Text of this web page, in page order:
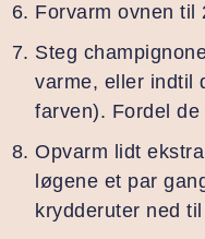
Forvarm ovnen til
Steg
varme, eller indtil
farven). Fordel
Opvarm lidt
løgene et par
krydderuter ned